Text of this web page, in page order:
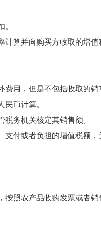
算并向购买方收取的增值
用，但是不包括收取的销
币计算。
务机关核定其销售额。
或者负担的增值税额，
照农产品收购发票或者销